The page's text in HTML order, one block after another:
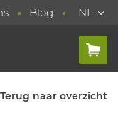
Blog NL
Terug naar overzicht